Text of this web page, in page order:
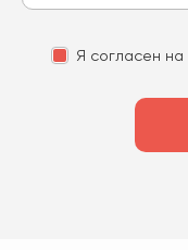
Я согласен на